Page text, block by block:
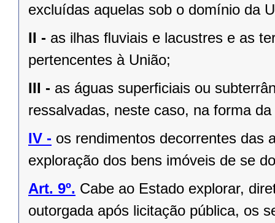
excluídas aquelas sob o domínio da
II - as ilhas ﬂuviais e lacustres e as
pertencentes à União;
III - as águas superﬁciais ou
ressalvadas, neste caso, na forma
IV - os rendimentos decorrentes das
exploração dos bens imóveis de se
Art. 9º. Cabe ao Estado explorar,
outorgada após licitação pública, os